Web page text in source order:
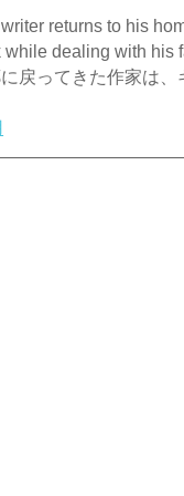
returns to his
dealing with his
戻ってきた作家は